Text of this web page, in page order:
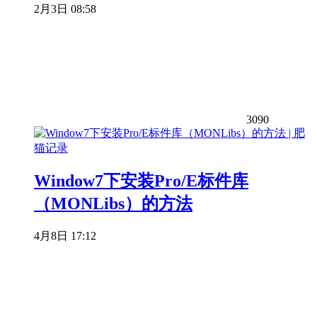
2月3日 08:58
3090
Window7下安装Pro/E标件库
（MONLibs）的方法
4月8日 17:12